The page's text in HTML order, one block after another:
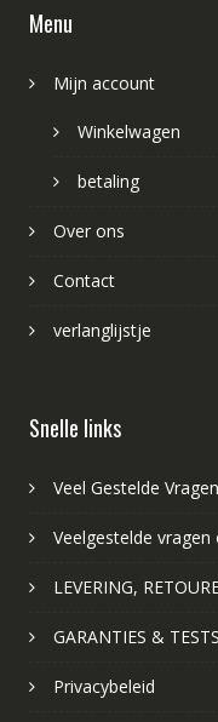
Menu
Mijn account
Winkelwagen
betaling
Over ons
Contact
verlanglijstje
Snelle links
Veel Gestelde Vragen
Veelgestelde
LEVERING,
GARANTIES & TESTS
Privacybeleid